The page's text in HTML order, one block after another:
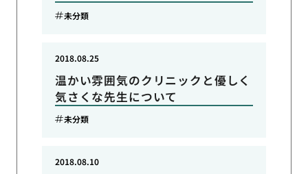
未分類
温かい雰囲気のクリニックと優しく
気さくな先生について
2018.08.25
未分類
2018.08.10